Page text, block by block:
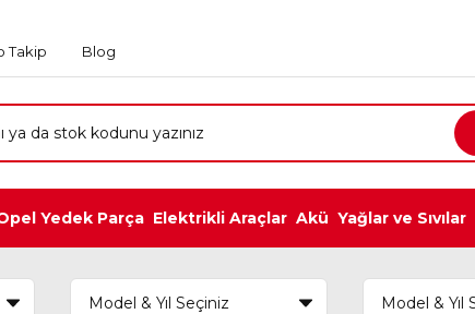
Takip Blog
Yedek Parça Elektrikli Araçlar Akü Yağlar ve Sıvılar